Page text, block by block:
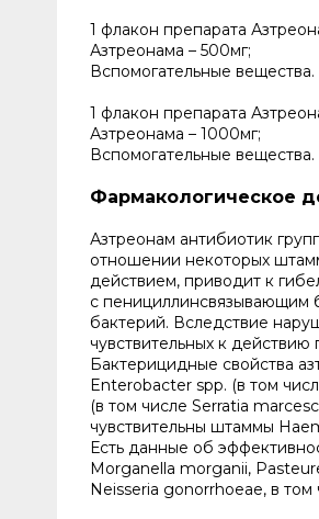
1 флакон препарата
Азтреонама – 500мг;
Вспомогательные вещества.
1 флакон препарата
Азтреонама – 1000мг;
Вспомогательные вещества.
Фармакологическое
Азтреонам антибиотик
отношении некоторых
действием, приводит к
с пенициллинсвязывающим
бактерий. Вследствие
чувствительных к действию
Бактерицидные свойства
Enterobacter spp. (в том
(в том числе Serratia
чувствительны штаммы
Есть данные об
Morganella morganii,
Neisseria gonorrhoeae, в